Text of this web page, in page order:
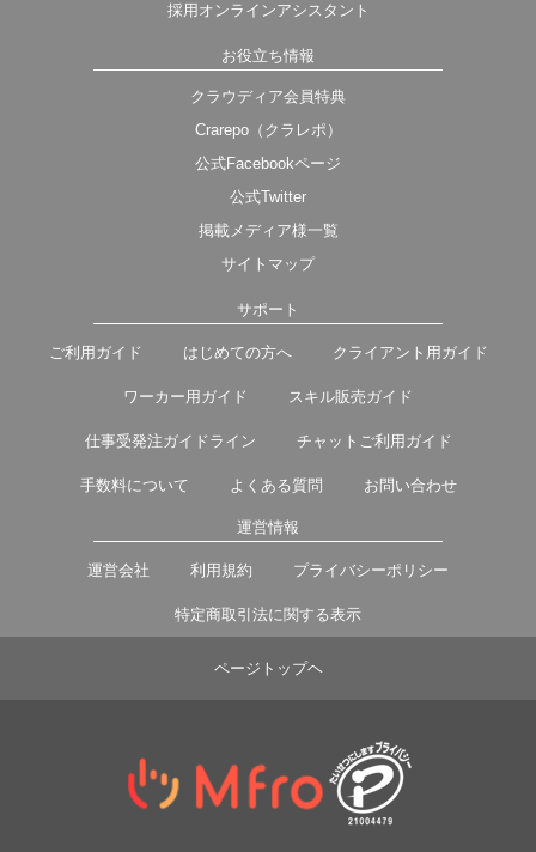
採用オンラインアシスタント
お役立ち情報
クラウディア会員特典
Crarepo（クラレポ）
公式Facebookページ
公式Twitter
掲載メディア様一覧
サイトマップ
サポート
ご利用ガイド はじめての方へ クライアント用ガイド
ワーカー用ガイド スキル販売ガイド
仕事受発注ガイドライン チャットご利用ガイド
手数料について よくある質問 お問い合わせ
運営情報
運営会社 利用規約 プライバシーポリシー
特定商取引法に関する表示
ページトップヘ